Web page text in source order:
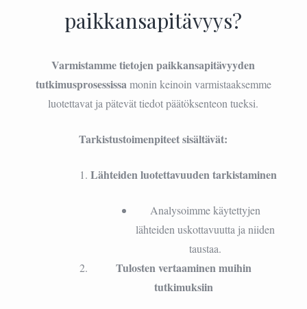
paikkansapitävyys?
Varmistamme tietojen paikkansapitävyyden
tutkimusprosessissamonin keinoin varmistaaksemme
luotettavat ja pätevät tiedot päätöksenteon tueksi.
Tarkistustoimenpiteet sisältävät:
Lähteiden luotettavuuden tarkistaminen
Analysoimme käytettyjen
lähteiden uskottavuutta ja niiden
taustaa.
Tulosten vertaaminen muihin
tutkimuksiin